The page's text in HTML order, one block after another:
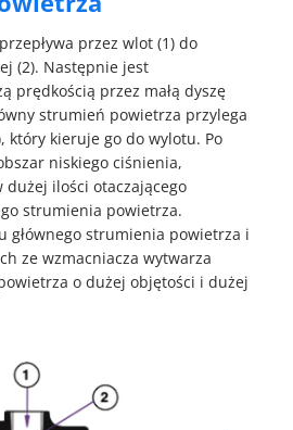
przez wlot (1) do
(2). Następnie jest
prędkością przez małą dyszę
strumień powietrza przylega
który kieruje go do wylotu. Po
niskiego ciśnienia,
dużej ilości otaczającego
strumienia powietrza.
głównego strumienia powietrza i
ze wzmacniacza wytwarza
o dużej objętości i dużej